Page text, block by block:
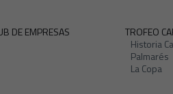
DE EMPRESAS
TROFEO
Historia
Palmarés
La Copa